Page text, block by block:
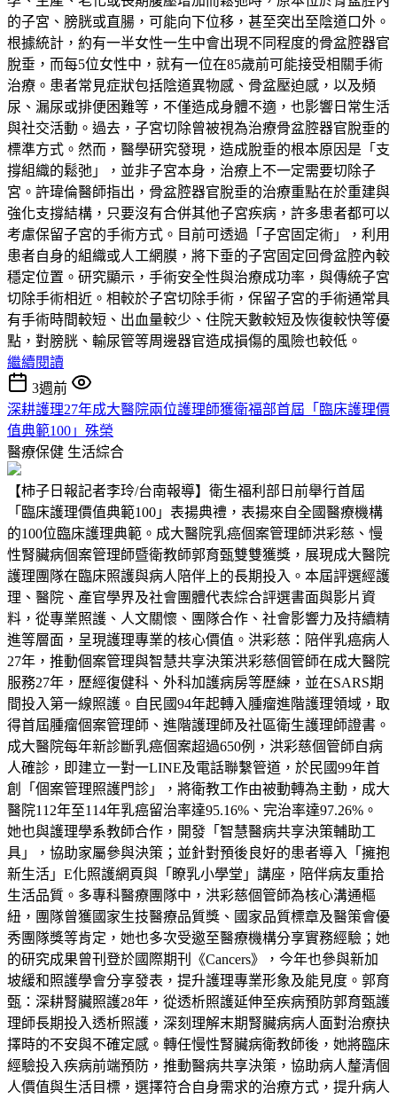
的子宮、膀胱或直腸，可能向下位移，甚至突出至陰道口外。
根據統計，約有一半女性一生中會出現不同程度的骨盆腔器官
脫垂，而每5位女性中，就有一位在85歲前可能接受相關手術
治療。患者常見症狀包括陰道異物感、骨盆壓迫感，以及頻
尿、漏尿或排便困難等，不僅造成身體不適，也影響日常生活
與社交活動。過去，子宮切除曾被視為治療骨盆腔器官脫垂的
標準方式。然而，醫學研究發現，造成脫垂的根本原因是「支
撐組織的鬆弛」，並非子宮本身，治療上不一定需要切除子
宮。許瑋倫醫師指出，骨盆腔器官脫垂的治療重點在於重建與
強化支撐結構，只要沒有合併其他子宮疾病，許多患者都可以
考慮保留子宮的手術方式。目前可透過「子宮固定術」，利用
患者自身的組織或人工網膜，將下垂的子宮固定回骨盆腔內較
穩定位置。研究顯示，手術安全性與治療成功率，與傳統子宮
切除手術相近。相較於子宮切除手術，保留子宮的手術通常具
有手術時間較短、出血量較少、住院天數較短及恢復較快等優
點，對膀胱、輸尿管等周邊器官造成損傷的風險也較低。
繼續閱讀
3週前
深耕護理27年成大醫院兩位護理師獲衛福部首屆「臨床護理價
值典範100」殊榮
醫療保健 生活綜合
【柿子日報記者李玲/台南報導】衛生福利部日前舉行首屆
「臨床護理價值典範100」表揚典禮，表揚來自全國醫療機構
的100位臨床護理典範。成大醫院乳癌個案管理師洪彩慈、慢
性腎臟病個案管理師暨衛教師郭育甄雙雙獲獎，展現成大醫院
護理團隊在臨床照護與病人陪伴上的長期投入。本屆評選經護
理、醫院、產官學界及社會團體代表綜合評選書面與影片資
料，從專業照護、人文關懷、團隊合作、社會影響力及持續精
進等層面，呈現護理專業的核心價值。洪彩慈：陪伴乳癌病人
27年，推動個案管理與智慧共享決策洪彩慈個管師在成大醫院
服務27年，歷經復健科、外科加護病房等歷練，並在SARS期
間投入第一線照護。自民國94年起轉入腫瘤進階護理領域，取
得首屆腫瘤個案管理師、進階護理師及社區衛生護理師證書。
成大醫院每年新診斷乳癌個案超過650例，洪彩慈個管師自病
人確診，即建立一對一LINE及電話聯繫管道，於民國99年首
創「個案管理照護門診」，將衛教工作由被動轉為主動，成大
醫院112年至114年乳癌留治率達95.16%、完治率達97.26%。
她也與護理學系教師合作，開發「智慧醫病共享決策輔助工
具」，協助家屬參與決策；並針對預後良好的患者導入「擁抱
新生活」E化照護網頁與「瞭乳小學堂」講座，陪伴病友重拾
生活品質。多專科醫療團隊中，洪彩慈個管師為核心溝通樞
紐，團隊曾獲國家生技醫療品質獎、國家品質標章及醫策會優
秀團隊獎等肯定，她也多次受邀至醫療機構分享實務經驗；她
的研究成果曾刊登於國際期刊《Cancers》，今年也參與新加
坡緩和照護學會分享發表，提升護理專業形象及能見度。郭育
甄：深耕腎臟照護28年，從透析照護延伸至疾病預防郭育甄護
理師長期投入透析照護，深刻理解末期腎臟病病人面對治療抉
擇時的不安與不確定感。轉任慢性腎臟病衛教師後，她將臨床
經驗投入疾病前端預防，推動醫病共享決策，協助病人釐清個
人價值與生活目標，選擇符合自身需求的治療方式，提升病人